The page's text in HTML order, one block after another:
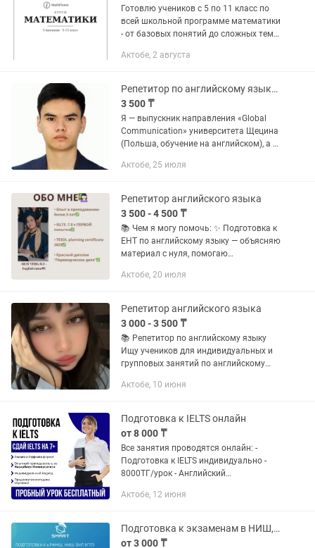
Готовлю учеников с 5 по 11 класс по
всей школьной программе математики
- от базовых понятий до сложных тем
структура программ по классам,
Актобе, 2 августа
Репетитор по английскому языку /Подготовка к IELTS / Онлайн
3 500 ₸
Я — выпускник направления «Global
Communication» университета Щецина
(Польша, обучение на английском), а с
University of Vienna — тоже полностью
Актобе, 25 июля
Репетитор английского языка
3 500 - 4 500 ₸
📚 Чем я могу помочь: ✨ Подготовка к
ЕНТ по английскому языку — объясняю
материал с нуля, помогаю
тестовых заданиях ✨ Повышение
Актобе, 20 июля
Репетитор английского языка
3 000 - 3 500 ₸
📚 Репетитор по английскому языку
Ищу учеников для индивидуальных и
групповых занятий по английскому
опыт преподавания: 3 года — работаю
Актобе, 10 июня
Подготовка к IELTS онлайн
от 8 000 ₸
Все занятия проводятся онлайн: -
Подготовка к IELTS индивидуально -
8000ТГ/урок - Английский
Опытный преподаватель, выпускник
Актобе, 12 июня
Подготовка к экзаменам в НИШ, БИЛ(КТЛ)
от 3 000 ₸